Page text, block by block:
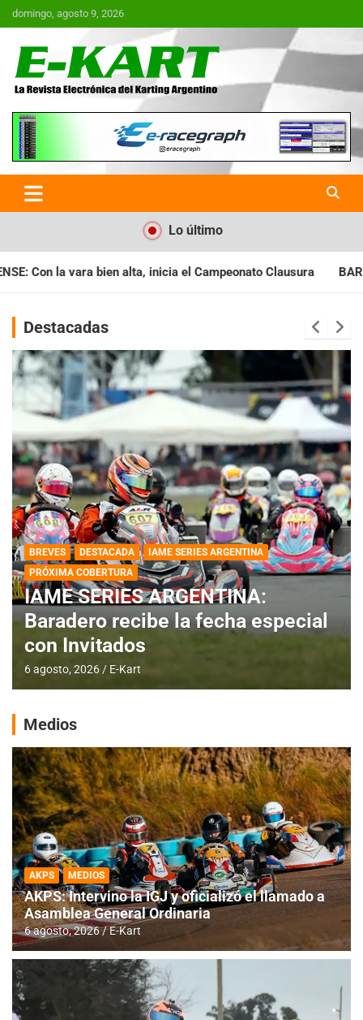
Saltar
al
domingo, agosto 9, 2026
E-Kart.com.ar | La Revista
Electrónica del Karting en
Argentina
Lo último
el Campeonato Clausura BARILOCHENSE: Preparan una
Destacadas
BREVES DESTACADA
IAME SERIES ARGENTINA
PRÓXIMA COBERTURA
IAME SERIES ARGENTINA:
Baradero recibe la fecha especial
con Invitados
6 agosto, 2026 E-Kart
Medios
AKPS MEDIOS
AKPS: Intervino la IGJ y oficializó el llamado a
Asamblea General Ordinaria
6 agosto, 2026 E-Kart